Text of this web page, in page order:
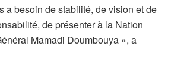
a besoin de stabilité, de vision et de
de présenter à la Nation
Mamadi Doumbouya », a